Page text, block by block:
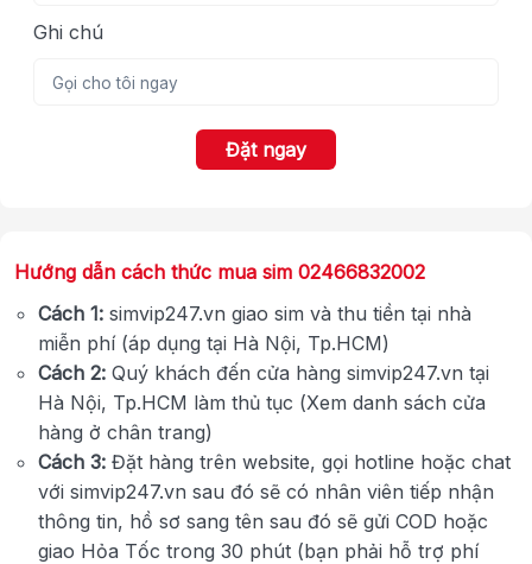
Ghi chú
Đặt ngay
Hướng dẫn cách thức mua sim 02466832002
Cách 1: simvip247.vn giao sim và thu tiền tại nhà
miễn phí (áp dụng tại Hà Nội, Tp.HCM)
Cách 2: Quý khách đến cửa hàng simvip247.vn tại
Hà Nội, Tp.HCM làm thủ tục (Xem danh sách cửa
hàng ở chân trang)
Cách 3: Đặt hàng trên website, gọi hotline hoặc chat
với simvip247.vn sau đó sẽ có nhân viên tiếp nhận
thông tin, hồ sơ sang tên sau đó sẽ gửi COD hoặc
giao Hỏa Tốc trong 30 phút (bạn phải hỗ trợ phí